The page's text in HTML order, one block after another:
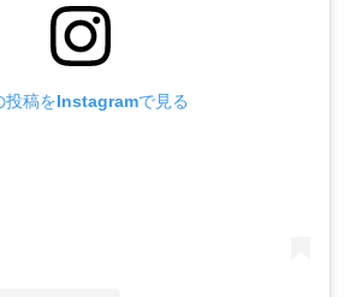
投稿をInstagramで見る